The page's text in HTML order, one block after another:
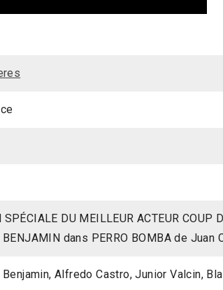
SPÉCIALE DU MEILLEUR ACTEUR COUP
dans PERRO BOMBA de Juan
Alfredo Castro, Junior Valcin,